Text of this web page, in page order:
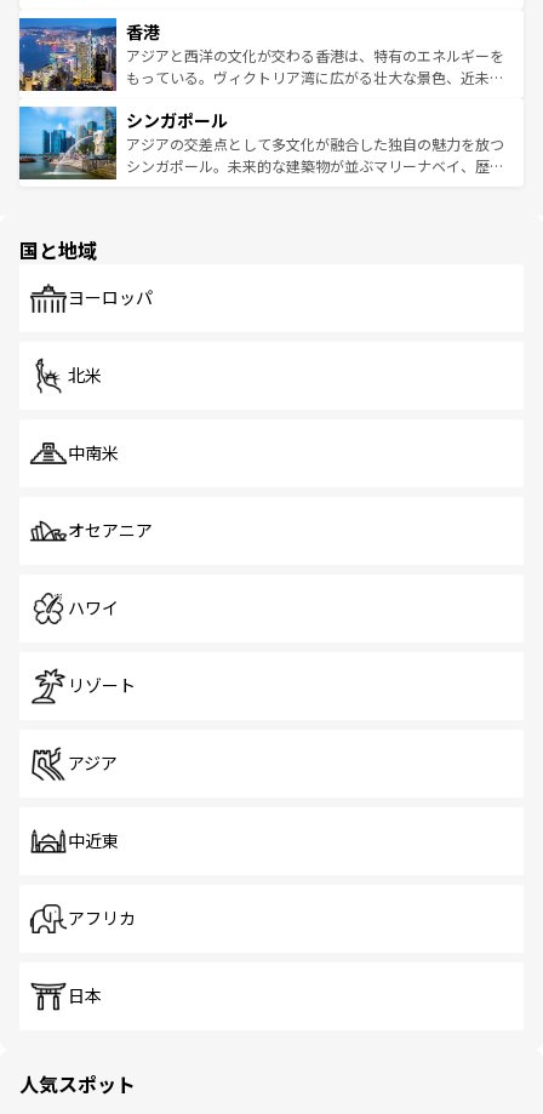
とつ。フォーやバインミー、ベトナムコーヒーなどは、ぜ
ひ現地で味わいたい。どの地域を訪れてもあたたかい人々
が旅行者を迎えてくれるので、きっと忘れられない旅にな
参照してほしい。
の活気が交差している。北部ではチェンマイなどの山岳地
帯で自然と触れ合い、南部ではプーケットやクラビの美し
いビーチでリゾート気分を楽しむことができる。タイ料理
激する。気候は一年中温暖で、どの季節にも異なる楽しみ
が待っている。親しみやすいタイの人々、仏教を中心とし
た文化、そして多様な観光資源が、訪れる旅人を魅了し続
香港
アジアと西洋の文化が交わる香港は、特有のエネルギーを
もっている。ヴィクトリア湾に広がる壮大な景色、近未来
み、どこを訪れても感動するはず。観光スポットが密集し
ており、効率よく見どころを回れるのも魅力。息をのむよ
うな絶景から文化的な体験まで、香港を存分に楽しみ尽く
シンガポール
アジアの交差点として多文化が融合した独自の魅力を放つ
シンガポール。未来的な建築物が並ぶマリーナベイ、歴史
で、ホーカーズは地元の風情を楽しめる外せないスポット
国と地域
ヨーロッパ
北米
中南米
オセアニア
ハワイ
リゾート
アジア
中近東
アフリカ
日本
人気スポット